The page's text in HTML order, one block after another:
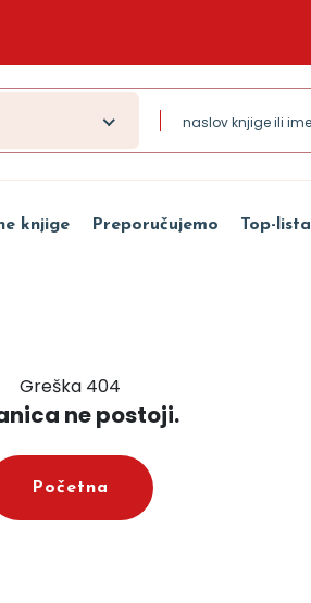
knjige Preporučujemo Top-lista
Greška 404
ne postoji.
Početna